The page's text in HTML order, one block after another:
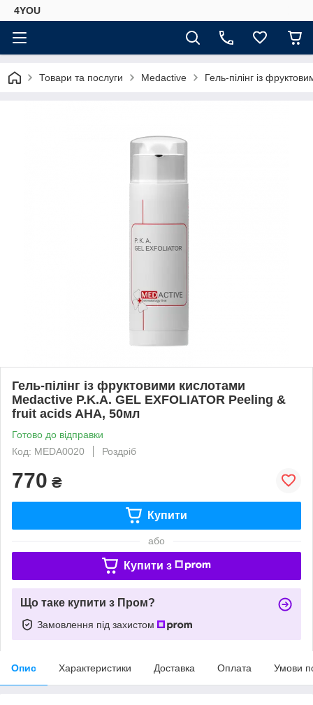
4YOU
Товари та послуги Medactive Гель-пілінг із
Гель-пілінг із фруктовими кислотами
Medactive P.K.A. GEL EXFOLIATOR Peeling &
fruit acids AHA, 50мл
Готово до відправки
Код: MEDA0020
Роздріб
770 ₴
Купити
або
Купити з
Що таке купити з Пром?
Замовлення під захистом
Опис Характеристики Доставка Оплата Умови